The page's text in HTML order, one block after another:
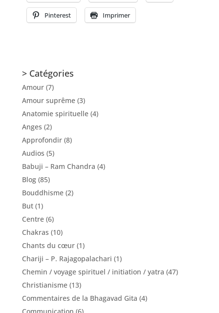
Pinterest Imprimer
> Catégories
Amour(7)
Amour suprême(3)
Anatomie spirituelle(4)
Anges (2)
Approfondir(8)
Audios (5)
Babuji – Ram Chandra (4)
Blog(85)
Bouddhisme(2)
But(1)
Centre(6)
Chakras (10)
Chants du cœur(1)
Chariji – P. Rajagopalachari (1)
Chemin / voyage spirituel / initiation / yatra (47)
Christianisme(13)
Commentaires de la Bhagavad Gita (4)